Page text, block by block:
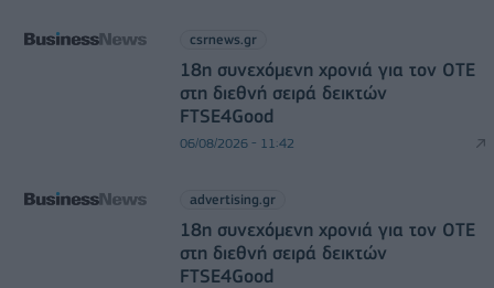
csrnews.gr
18η συνεχόμενη χρονιά για τον ΟΤΕ
στη διεθνή σειρά δεικτών
FTSE4Good
06/08/2026 - 11:42
advertising.gr
18η συνεχόμενη χρονιά για τον ΟΤΕ
στη διεθνή σειρά δεικτών
FTSE4Good